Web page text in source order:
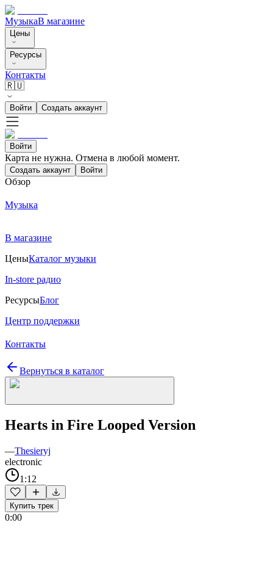
МузыкаВ магазине
Цены
Ресурсы
Контакты
🇷🇺
Войти Создать аккаунт
Войти
Карта не нужна. Отмена в любой момент.
Создать аккаунт Войти
Обзор
Музыка
В магазине
ЦеныКаталог музыки
In-store радио
РесурсыБлог
Центр поддержки
Контакты
Вернуться в каталог
Hearts in Fire Looped Version
—Thesieryj
electronic
1:12
Купить трек
0:00